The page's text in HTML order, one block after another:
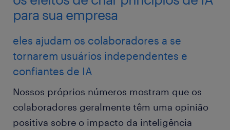
para sua empresa
eles ajudam os colaboradores a se
tornarem usuários independentes e
confiantes de IA
Nossos próprios números mostram que os
colaboradores geralmente têm uma opinião
positiva sobre o impacto da inteligência